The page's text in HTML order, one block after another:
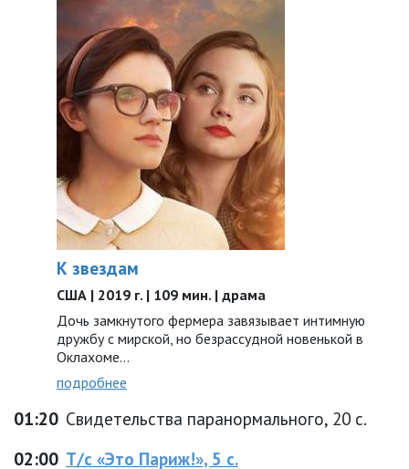
К звездам
США | 2019 г. | 109 мин. | драма
Дочь замкнутого фермера завязывает интимную
дружбу с мирской, но безрассудной новенькой в ​​
Оклахоме…
подробнее
01:20 Свидетельства паранормального, 20 с.
02:00 Т/с «Это Париж!», 5 с.